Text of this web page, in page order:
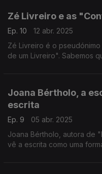
Zé Livreiro e as
Ep. 10
12 abr. 2025
Zé Livreiro é o
de um Livreiro". Sabemos
Joana Bértholo, a
escrita
Ep. 9
05 abr. 2025
Joana Bértholo, autora de
vê a escrita como uma